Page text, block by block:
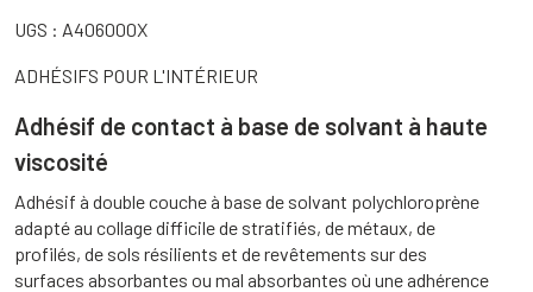
UGS : A406000X
ADHÉSIFS POUR L'INTÉRIEUR
Adhésif de contact à base de solvant à haute
viscosité
Adhésif à double couche à base de solvant polychloroprène
adapté au collage difficile de stratifiés, de métaux, de
profilés, de sols résilients et de revêtements sur des
surfaces absorbantes ou mal absorbantes où une adhérence